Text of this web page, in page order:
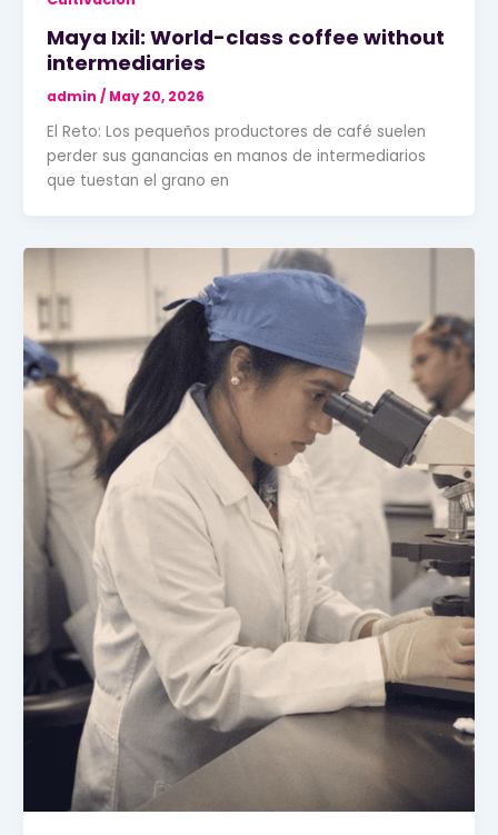
Maya Ixil: World-class coffee without
intermediaries
admin / May 20, 2026
El Reto: Los pequeños productores de café suelen
perder sus ganancias en manos de intermediarios
que tuestan el grano en